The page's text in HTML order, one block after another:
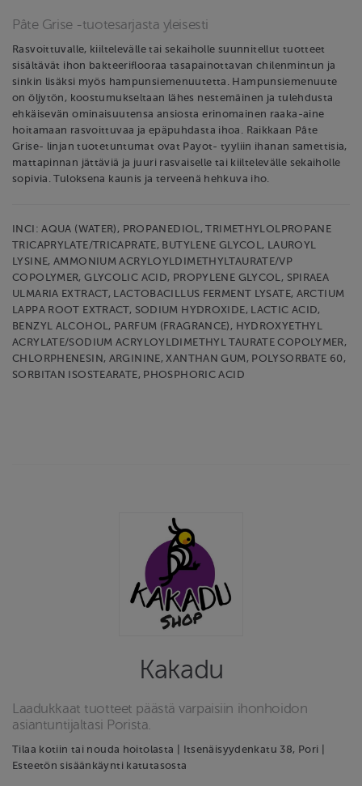
Pâte Grise -tuotesarjasta yleisesti
Rasvoittuvalle, kiiltelevälle tai sekaiholle suunnitellut tuotteet
sisältävät ihon bakteeriflooraa tasapainottavan chilenmintun ja
sinkin lisäksi myös hampunsiemenuutetta. Hampunsiemenuute
on öljytön, koostumukseltaan lähes nestemäinen ja tulehdusta
ehkäisevän ominaisuutensa ansiosta erinomainen raaka-aine
hoitamaan rasvoittuvaa ja epäpuhdasta ihoa. Raikkaan Pâte
Grise- linjan tuotetuntumat ovat Payot- tyyliin ihanan samettisia,
mattapinnan jättäviä ja juuri rasvaiselle tai kiiltelevälle sekaiholle
sopivia. Tuloksena kaunis ja terveenä hehkuva iho.
INCI: AQUA (WATER), PROPANEDIOL, TRIMETHYLOLPROPANE
TRICAPRYLATE/TRICAPRATE, BUTYLENE GLYCOL, LAUROYL
LYSINE, AMMONIUM ACRYLOYLDIMETHYLTAURATE/VP
COPOLYMER, GLYCOLIC ACID, PROPYLENE GLYCOL, SPIRAEA
ULMARIA EXTRACT, LACTOBACILLUS FERMENT LYSATE, ARCTIUM
LAPPA ROOT EXTRACT, SODIUM HYDROXIDE, LACTIC ACID,
BENZYL ALCOHOL, PARFUM (FRAGRANCE), HYDROXYETHYL
ACRYLATE/SODIUM ACRYLOYLDIMETHYL TAURATE COPOLYMER,
CHLORPHENESIN, ARGININE, XANTHAN GUM, POLYSORBATE 60,
SORBITAN ISOSTEARATE, PHOSPHORIC ACID
Kakadu
Laadukkaat tuotteet päästä varpaisiin ihonhoidon
asiantuntijaltasi Porista.
Tilaa kotiin tai nouda hoitolasta | Itsenäisyydenkatu 38, Pori |
Esteetön sisäänkäynti katutasosta